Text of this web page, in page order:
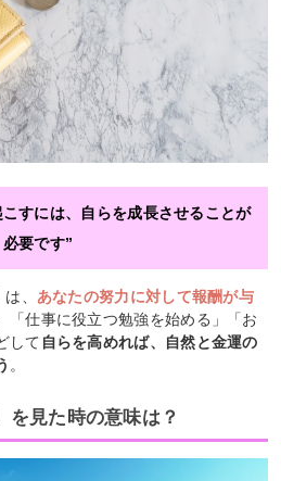
すには、自らを成長させることが
必要です”
、 あなたの努力に対して報酬が与
「仕事に役立つ勉強を始める」「お
して 自らを高めれば、自然と金運の
。
を見た時の意味は？